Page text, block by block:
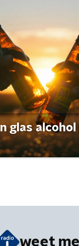
glas alcohol
weet